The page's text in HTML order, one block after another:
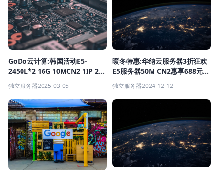
GoDo云计算:韩国活动E5-
2450L*2 16G 10MCN2 1IP 299
元/月
独立服务器2025-03-05
暖冬特惠:华纳云服务器3折狂欢
E5服务器50M CN2惠享688元/
月 续费同价
独立服务器2024-12-12